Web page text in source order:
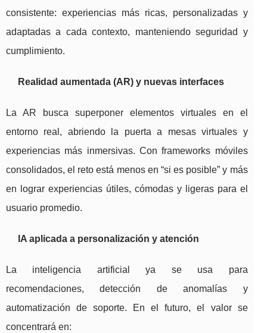
consistente: experiencias más ricas, personalizadas y
adaptadas a cada contexto, manteniendo seguridad y
cumplimiento.
Realidad aumentada (AR) y nuevas interfaces
La AR busca superponer elementos virtuales en el
entorno real, abriendo la puerta a mesas virtuales y
experiencias más inmersivas. Con frameworks móviles
consolidados, el reto está menos en “si es posible” y más
en lograr experiencias útiles, cómodas y ligeras para el
usuario promedio.
IA aplicada a personalización y atención
La inteligencia artificial ya se usa para
recomendaciones, detección de anomalías y
automatización de soporte. En el futuro, el valor se
concentrará en: